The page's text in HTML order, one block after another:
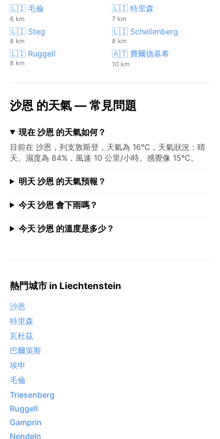
🇱🇮 毛倫
6 km
🇱🇮 特里森
7 km
🇱🇮 Steg
8 km
🇱🇮 Schellenberg
8 km
🇱🇮 Ruggell
8 km
🇦🇹 費爾德基希
10 km
沙恩 的天氣 — 常見問題
現在 沙恩 的天氣如何？
目前在 沙恩，列支敦斯登，天氣為 16°C，天氣狀況：晴
天。濕度為 84%，風速 10 公里/小時。感覺像 15°C。
明天 沙恩 的天氣預報？
今天 沙恩 會下雨嗎？
今天 沙恩 的溫度是多少？
熱門城市 in Liechtenstein
沙恩
特里森
瓦杜茲
巴爾策斯
埃申
毛倫
Triesenberg
Ruggell
Gamprin
Nendeln